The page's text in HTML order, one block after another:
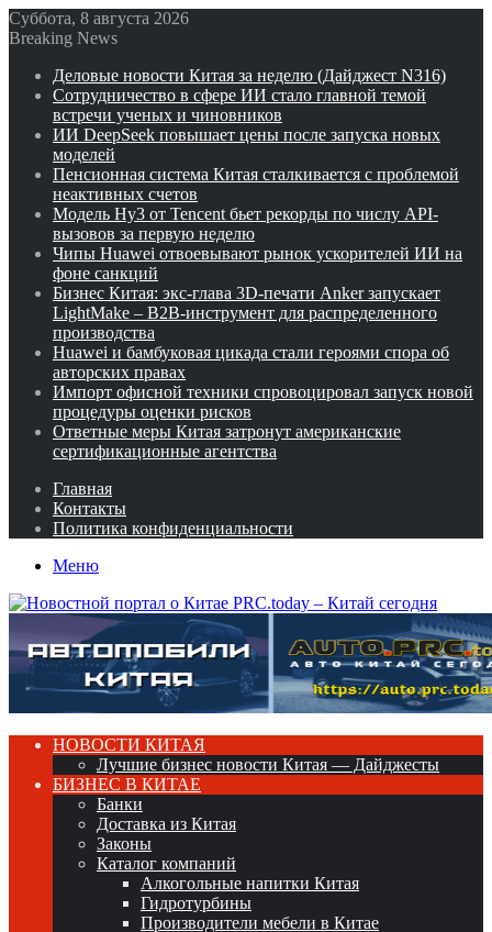
Суббота, 8 августа 2026
Breaking News
Деловые новости Китая за неделю (Дайджест N316)
Сотрудничество в сфере ИИ стало главной темой
встречи ученых и чиновников
ИИ DeepSeek повышает цены после запуска новых
моделей
Пенсионная система Китая сталкивается с проблемой
неактивных счетов
Модель Hy3 от Tencent бьет рекорды по числу API-
вызовов за первую неделю
Чипы Huawei отвоевывают рынок ускорителей ИИ на
фоне санкций
Бизнес Китая: экс-глава 3D-печати Anker запускает
LightMake – B2B-инструмент для распределенного
производства
Huawei и бамбуковая цикада стали героями спора об
авторских правах
Импорт офисной техники спровоцировал запуск новой
процедуры оценки рисков
Ответные меры Китая затронут американские
сертификационные агентства
Главная
Контакты
Политика конфиденциальности
Меню
НОВОСТИ КИТАЯ
Лучшие бизнес новости Китая — Дайджесты
БИЗНЕС В КИТАЕ
Банки
Доставка из Китая
Законы
Каталог компаний
Алкогольные напитки Китая
Гидротурбины
Производители мебели в Китае